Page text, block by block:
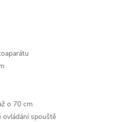
o 70 cm
ovládání spouště